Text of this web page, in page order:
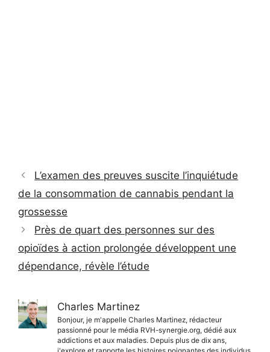
L’examen des preuves suscite l’inquiétude
de la consommation de cannabis pendant la
grossesse
Près de quart des personnes sur des
opioïdes à action prolongée développent une
dépendance, révèle l’étude
Charles Martinez
Bonjour, je m'appelle Charles Martinez, rédacteur
passionné pour le média RVH-synergie.org, dédié aux
addictions et aux maladies. Depuis plus de dix ans,